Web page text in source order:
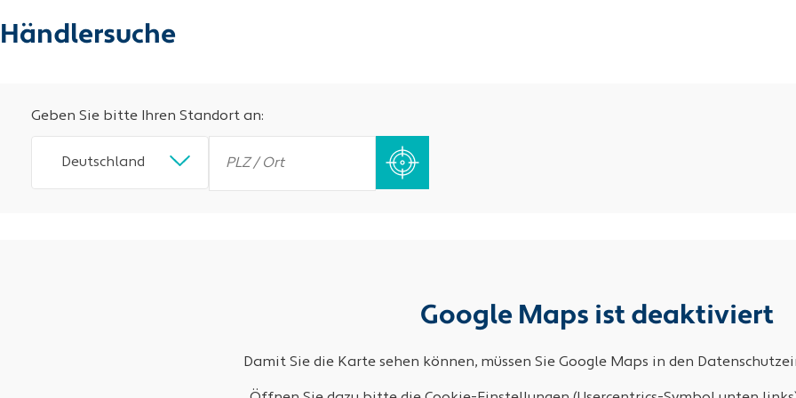
Händlersuche
Geben Sie bitte Ihren Standort an:
Deutschland
Google Maps ist deaktiviert
Damit Sie die Karte sehen können, müssen Sie Google Maps in den